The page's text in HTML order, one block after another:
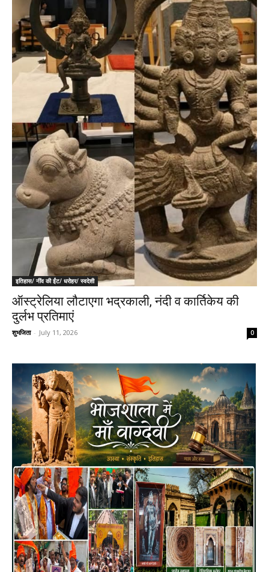
इतिहास/ नींव की ईंट/ धरोहर/ स्वदेशी
ऑस्ट्रेलिया लौटाएगा भद्रकाली, नंदी व कार्तिकेय की
दुर्लभ प्रतिमाएं
शुभजिता - July 11, 2026 0